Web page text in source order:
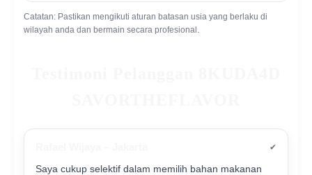
Catatan: Pastikan mengikuti aturan batasan usia yang berlaku di
wilayah anda dan bermain secara profesional.
✔
Saya cukup selektif dalam memilih bahan makanan